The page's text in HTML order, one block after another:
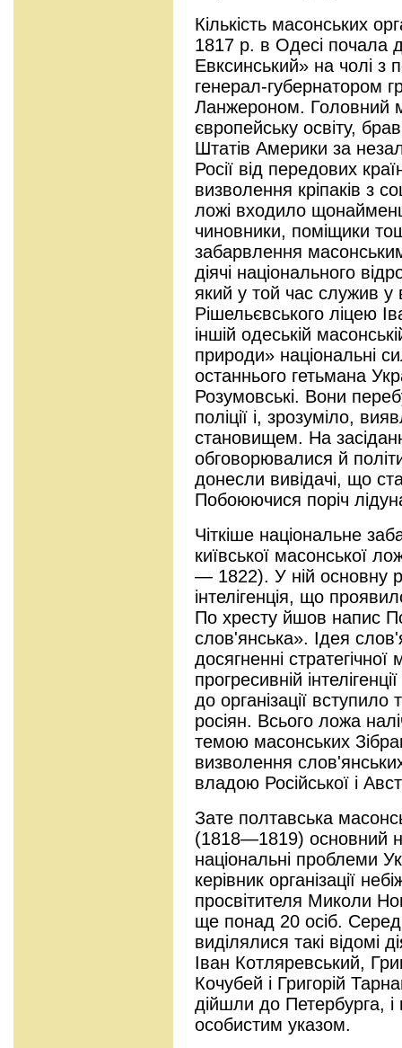
Кількість масонських
1817 р. в Одесі почала
Евксинський» на чолі
генерал-губернатором
Ланжероном. Головний
європейську освіту,
Штатів Америки за
Росії від передових
визволення кріпаків з
ложі входило
чиновники, поміщики
забарвлення
діячі національного
який у той час служив у
Рішельєвського ліцею
іншій одеській
природи» національні
останнього гетьмана
Розумовські. Вони
поліції і, зрозуміло,
становищем. На
обговорювалися й
донесли вивідачі, що
Побоюючися поріч
Чіткіше національне
київської масонської
— 1822). У ній основну
інтелігенція, що
По хресту йшов напис
слов'янська». Ідея
досягненні
прогресивній
до організації вступило
росіян. Всього ложа
темою масонських
визволення
владою Російської і
Зате полтавська
(1818—1819) основний
національні проблеми
керівник організації
просвітителя Миколи
ще понад 20 осіб.
виділялися такі відомі
Іван Котляревський,
Кочубей і Григорій
дійшли до Петербурга, і
особистим указом.